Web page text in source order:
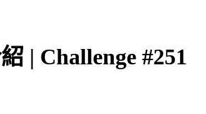
| Challenge #251